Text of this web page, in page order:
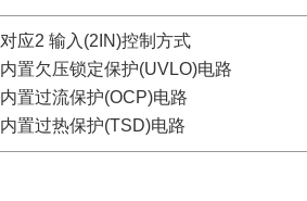
对应2 输入(2IN)控制方式
内置欠压锁定保护(UVLO)电路
内置过流保护(OCP)电路
内置过热保护(TSD)电路